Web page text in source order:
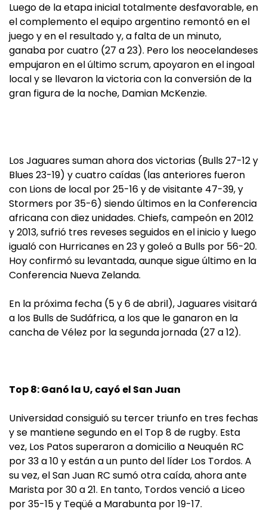
Luego de la etapa inicial totalmente desfavorable, en
el complemento el equipo argentino remontó en el
juego y en el resultado y, a falta de un minuto,
ganaba por cuatro (27 a 23). Pero los neocelandeses
empujaron en el último scrum, apoyaron en el ingoal
local y se llevaron la victoria con la conversión de la
gran figura de la noche, Damian McKenzie.
Los Jaguares suman ahora dos victorias (Bulls 27-12 y
Blues 23-19) y cuatro caídas (las anteriores fueron
con Lions de local por 25-16 y de visitante 47-39, y
Stormers por 35-6) siendo últimos en la Conferencia
africana con diez unidades. Chiefs, campeón en 2012
y 2013, sufrió tres reveses seguidos en el inicio y luego
igualó con Hurricanes en 23 y goleó a Bulls por 56-20.
Hoy confirmó su levantada, aunque sigue último en la
Conferencia Nueva Zelanda.
En la próxima fecha (5 y 6 de abril), Jaguares visitará
a los Bulls de Sudáfrica, a los que le ganaron en la
cancha de Vélez por la segunda jornada (27 a 12).
Top 8: Ganó la U, cayó el San Juan
Universidad consiguió su tercer triunfo en tres fechas
y se mantiene segundo en el Top 8 de rugby. Esta
vez, Los Patos superaron a domicilio a Neuquén RC
por 33 a 10 y están a un punto del líder Los Tordos. A
su vez, el San Juan RC sumó otra caída, ahora ante
Marista por 30 a 21. En tanto, Tordos venció a Liceo
por 35-15 y Teqüé a Marabunta por 19-17.